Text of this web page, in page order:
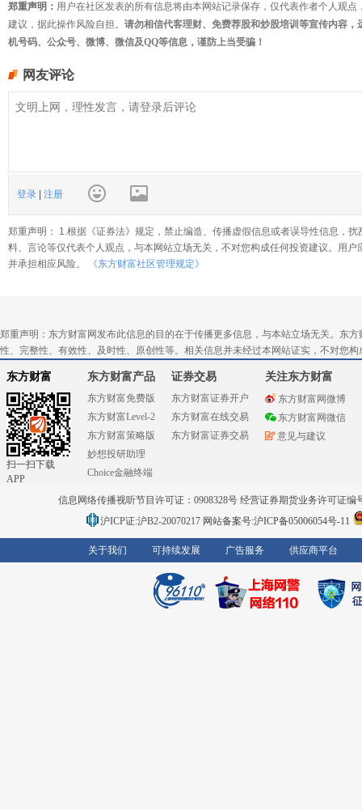
郑重声明： 用户在社区发表的所有信息将由本网站记录保存，仅代表作者个人观
建议，据此操作风险自担。 请勿相信代客理财、免费荐股和炒股培训等宣传内容
机号码、公众号、微博、微信及QQ等信息，谨防上当受骗！
网友评论
登录 注册
郑重声明： 1.根据《证券法》规定，禁止编造、传播虚假信息或者误导性信息，
料、言论等仅代表个人观点，与本网站立场无关，不对您构成任何投资建议。用
并承担相应风险。
《东方财富社区管理规定》
郑重声明：东方财富网发布此信息的目的在于传播更多信息，与本站立场无关。东
性、完整性、有效性、及时性、原创性等。相关信息并未经过本网站证实，不对您
东方财富
扫一扫下载
APP
东方财富产品
东方财富免费版
东方财富Level-2
东方财富策略版
妙想投研助理
Choice金融终端
证券交易
东方财富证券开户
东方财富在线交易
东方财富证券交易
关注东方财富
东方财富网微博
东方财富网微信
意见与建议
信息网络传播视听节目许可证：0908328号 经营证券期货业务许可证编
沪ICP证:沪B2-20070217 网站备案号:沪ICP备05006054号-11
关于我们 可持续发展 广告服务 供应商平台